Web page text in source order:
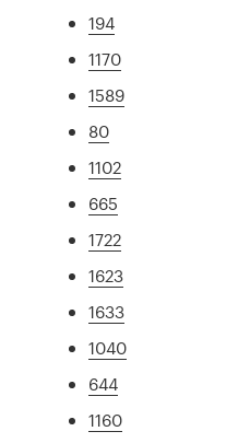
194
1170
1589
80
1102
665
1722
1623
1633
1040
644
1160